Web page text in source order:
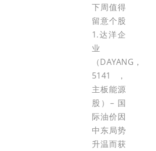
下周值得
留意个股
1.达洋企
业
（DAYANG，
5141，
主板能源
股）– 国
际油价因
中东局势
升温而获